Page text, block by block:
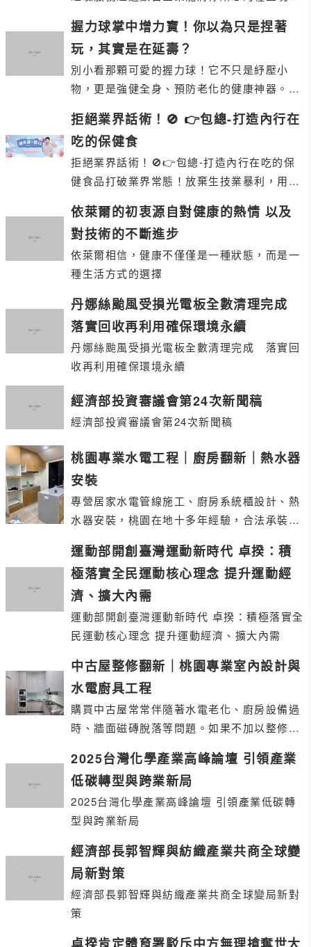
握力球掌中增力寶！你以為只是捏著
玩，其實是在延壽？
別小看那顆可愛的握力球！它不只是紓壓小
物，更是強健全身、預防老化的健康神器。了
始練出健康人
拒絕業界話術！🚫 👉包總-打造內行在
吃的保健食
拒絕業界話術！🚫 👉包總-打造內行在吃的保
健食品 打破業界常態！ 放棄生技業暴利，用
依萊爾的初衷源自對健康的熱情 以及
對技術的不斷進步
依萊爾相信，健康不僅僅是一種狀態，而是一
種生活方式的選擇
丹娜絲颱風受損光電板全數清理完成
落實回收再利用確保環境永續
丹娜絲颱風受損光電板全數清理完成 落實回
收再利用確保環境永續
經濟部投資審議會第24次新聞稿
經濟部投資審議會第24次新聞稿
桃園專業水電工程｜廚房翻新｜熱水器
安裝
專營居家水電管線施工、廚房系統櫃設計、熱
水器安裝，桃園在地十多年經驗，合法承裝
運動部開創臺灣運動新時代 卓揆：積
極落實全民運動核心理念 提升運動經
濟、擴大內需
運動部開創臺灣運動新時代 卓揆：積極落實全
民運動核心理念 提升運動經濟、擴大內需
中古屋整修翻新｜桃園專業室內設計與
水電廚具工程
購買中古屋常常伴隨著水電老化、廚房設備過
時、牆面磁磚脫落等問題。如果不加以整修，
2025台灣化學產業高峰論壇 引領產業
低碳轉型與跨業新局
2025台灣化學產業高峰論壇 引領產業低碳轉
型與跨業新局
經濟部長郭智輝與紡織產業共商全球變
局新對策
經濟部長郭智輝與紡織產業共商全球變局新對
策